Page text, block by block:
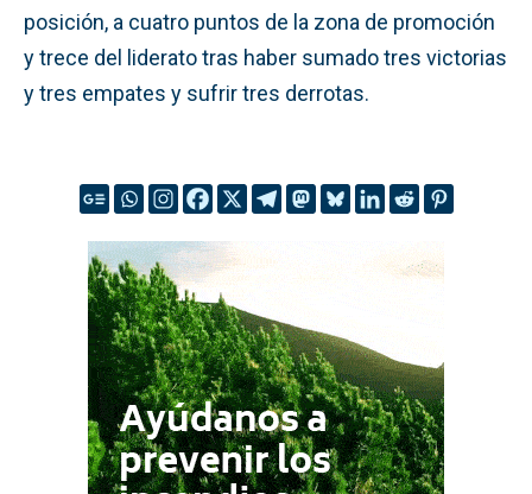
posición, a cuatro puntos de la zona de promoción
y trece del liderato tras haber sumado tres victorias
y tres empates y sufrir tres derrotas.